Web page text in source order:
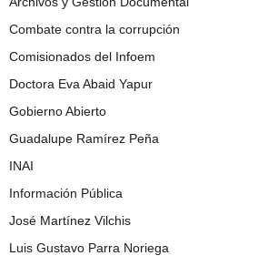
Combate contra la corrupción
Comisionados del Infoem
Doctora Eva Abaid Yapur
Gobierno Abierto
Guadalupe Ramírez Peña
INAI
Información Pública
José Martínez Vilchis
Luis Gustavo Parra Noriega